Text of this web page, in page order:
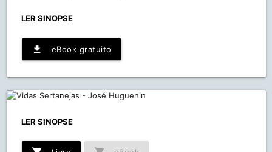
LER SINOPSE
file_download eBook gratuito
LER SINOPSE